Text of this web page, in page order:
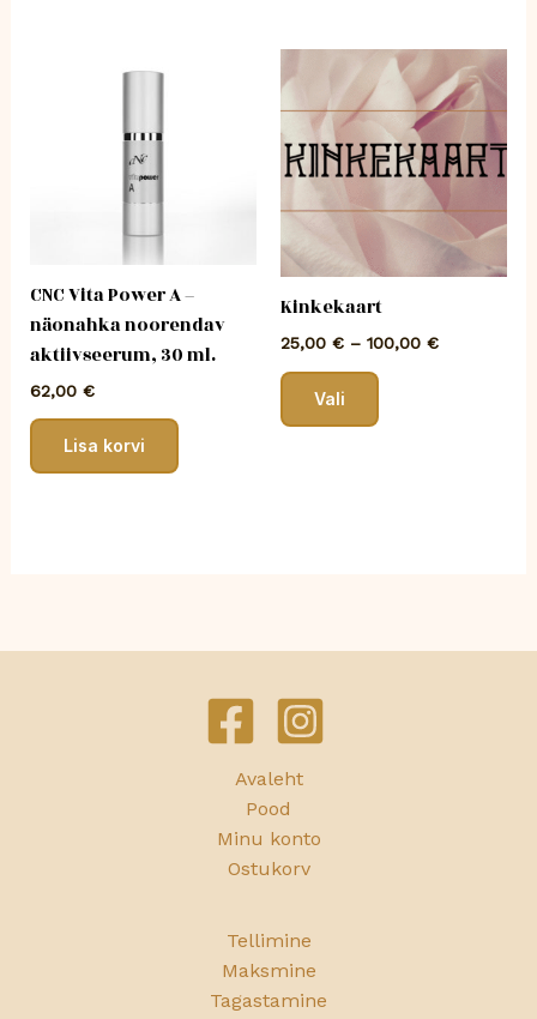
CNC Vita Power A –
näonahka noorendav
aktiivseerum, 30 ml.
62,00 €
Lisa korvi
Kinkekaart
25,00 € – 100,00 €
25,00 €
kuni
100,00 €
Vali
Sellel
tootel
mitu
varianti.
Valikuid
teha
tootelehel.
Avaleht
Pood
Minu konto
Ostukorv
Tellimine
Maksmine
Tagastamine